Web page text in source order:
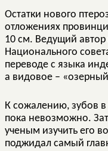
Остатки нового
отложениях
10 см. Ведущий автор
Национального
переводе с языка
а видовое –
К сожалению, зубов в
пока невозможно.
ученым изучить его
поджидал самый